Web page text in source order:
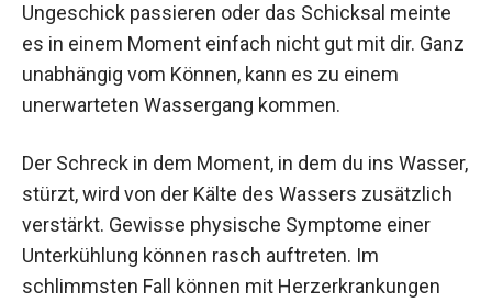
Ungeschick passieren oder das Schicksal meinte
es in einem Moment einfach nicht gut mit dir. Ganz
unabhängig vom Können, kann es zu einem
unerwarteten Wassergang kommen.
Der Schreck in dem Moment, in dem du ins Wasser,
stürzt, wird von der Kälte des Wassers zusätzlich
verstärkt. Gewisse physische Symptome einer
Unterkühlung können rasch auftreten. Im
schlimmsten Fall können mit Herzerkrankungen